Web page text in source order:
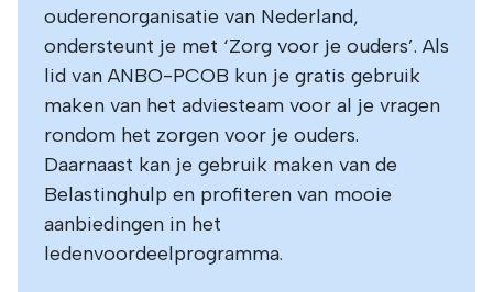
ouderenorganisatie van Nederland,
ondersteunt je met ‘Zorg voor je ouders’. Als
lid van ANBO-PCOB kun je gratis gebruik
maken van het adviesteam voor al je vragen
rondom het zorgen voor je ouders.
Daarnaast kan je gebruik maken van de
Belastinghulp en profiteren van mooie
aanbiedingen in het
ledenvoordeelprogramma.